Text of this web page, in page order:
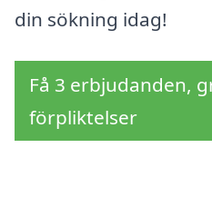
din sökning idag!
Få 3 erbjudanden,
förpliktelser